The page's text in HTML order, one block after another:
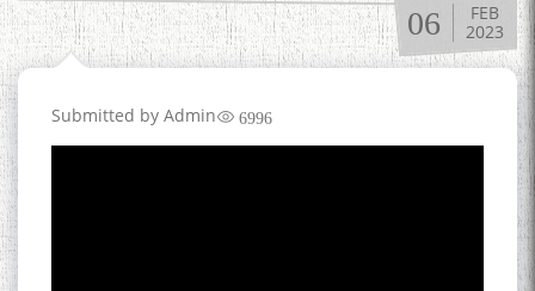
06
FEB
2023
Submitted by Admin 6996